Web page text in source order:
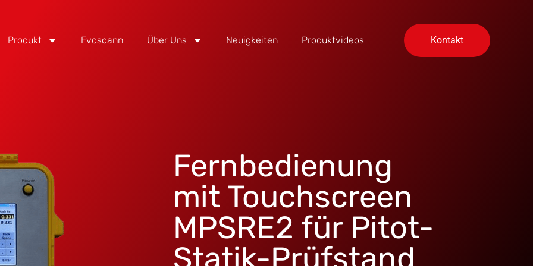
Produkt Evoscann Über Uns Neuigkeiten Produktvideos Kontakt
Fernbedienung
mit Touchscreen
MPSRE2 für Pitot-
Statik-Prüfstand